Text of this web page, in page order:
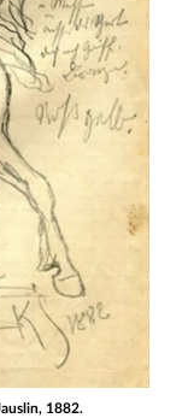
1882.